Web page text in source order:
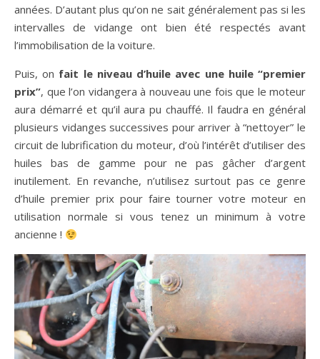
années. D’autant plus qu’on ne sait généralement pas si les
intervalles de vidange ont bien été respectés avant
l’immobilisation de la voiture.
Puis, on fait le niveau d’huile avec une huile “premier
prix”, que l’on vidangera à nouveau une fois que le moteur
aura démarré et qu’il aura pu chauffé. Il faudra en général
plusieurs vidanges successives pour arriver à “nettoyer” le
circuit de lubrification du moteur, d’où l’intérêt d’utiliser des
huiles bas de gamme pour ne pas gâcher d’argent
inutilement. En revanche, n’utilisez surtout pas ce genre
d’huile premier prix pour faire tourner votre moteur en
utilisation normale si vous tenez un minimum à votre
ancienne !